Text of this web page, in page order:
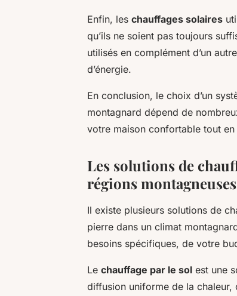
Enfin, les chauffages solaires
qu’ils ne soient pas toujours
utilisés en complément d’un
d’énergie.
En conclusion, le choix d’un
montagnard dépend de
votre maison confortable tout en
Les solutions de
régions montagneuses
Il existe plusieurs solutions de
pierre dans un climat
besoins spécifiques, de votre
Le chauffage par le sol est une
diffusion uniforme de la chaleur,